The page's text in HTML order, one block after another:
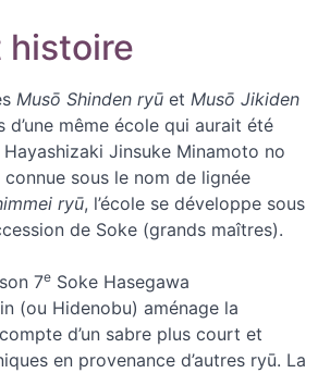
histoire
Musō Shinden ryū et Musō Jikiden
d’une même école qui aurait été
Hayashizaki Jinsuke Minamoto no
connue sous le nom de lignée
ryū, l’école se développe sous
de Soke (grands maîtres).
7e Soke Hasegawa
(ou Hidenobu) aménage la
d’un sabre plus court et
en provenance d’autres ryū. La